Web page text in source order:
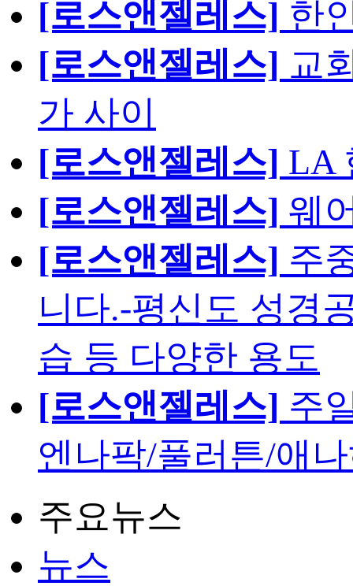
[로스앤젤레스] 한
[로스앤젤레스] 교
가 사이
[로스앤젤레스] LA
[로스앤젤레스] 웨
[로스앤젤레스] 주
니다.-평신도 성경
습 등 다양한 용도
[로스앤젤레스] 주
엔나팍/풀러튼/애
주요뉴스
뉴스